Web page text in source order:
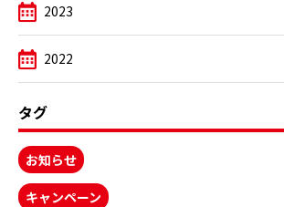
2023
2022
タグ
お知らせ
キャンペーン